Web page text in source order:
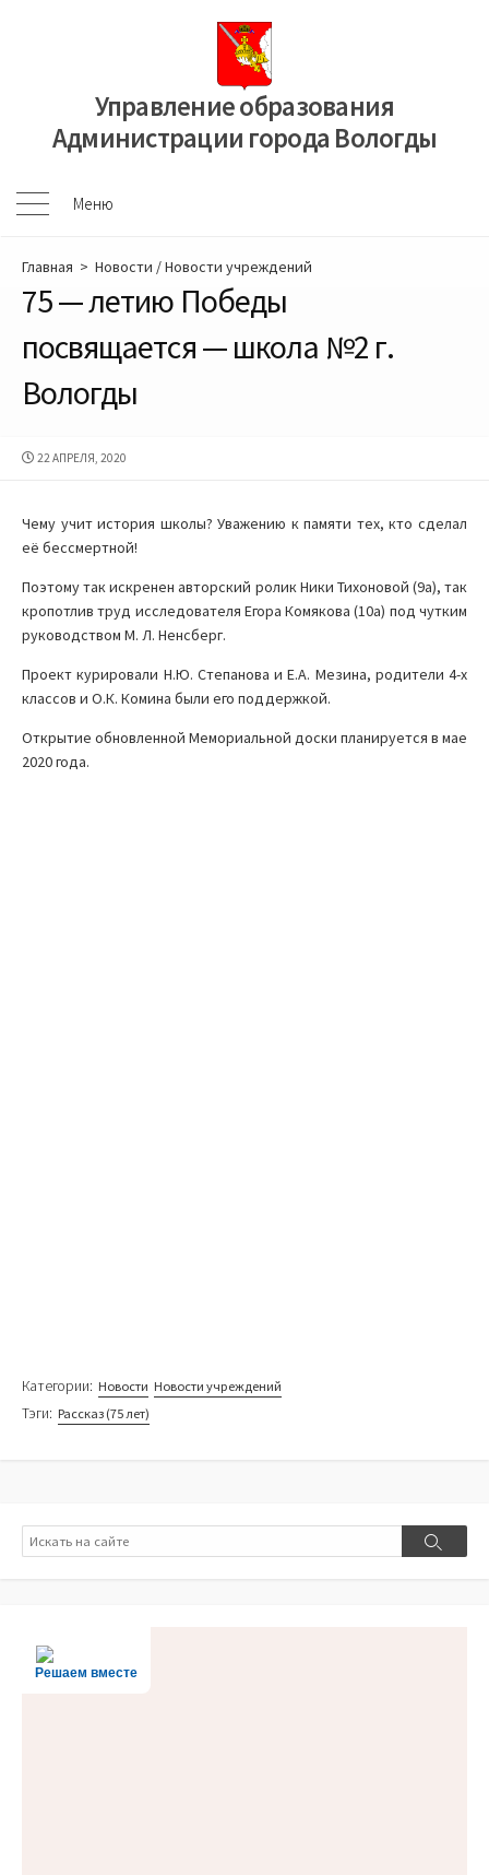
Управление образования
Администрации города Вологды
Меню
Меню
Главная > Новости /Новости учреждений
75 — летию Победы
посвящается — школа №2 г.
Вологды
ДАТА
22 АПРЕЛЯ, 2020
Чему учит история школы? Уважению к памяти тех, кто сделал
её бессмертной!
Поэтому так искренен авторский ролик Ники Тихоновой (9а), так
кропотлив труд исследователя Егора Комякова (10а) под чутким
руководством М. Л. Ненсберг.
Проект курировали Н.Ю. Степанова и Е.А. Мезина, родители 4-х
классов и О.К. Комина были его поддержкой.
Открытие обновленной Мемориальной доски планируется в мае
2020 года.
Категории: Новости Новости учреждений
Тэги: Рассказ (75 лет)
Поиск
Поиск
Решаем вместе